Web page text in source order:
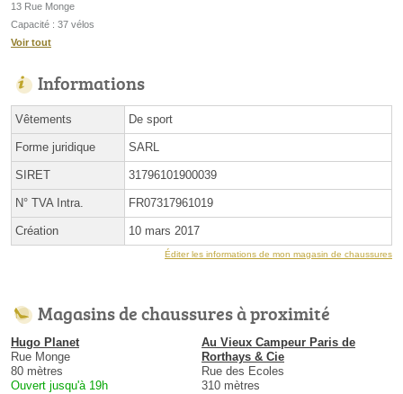
13 Rue Monge
Capacité : 37 vélos
Voir tout
Informations
Vêtements De sport
Forme juridique SARL
SIRET 31796101900039
N° TVA Intra. FR07317961019
Création 10 mars 2017
Éditer les informations de mon magasin de chaussures
Magasins de chaussures à proximité
Hugo Planet
Rue Monge
80 mètres
Ouvert jusqu'à 19h
Au Vieux Campeur Paris de
Rorthays & Cie
Rue des Ecoles
310 mètres